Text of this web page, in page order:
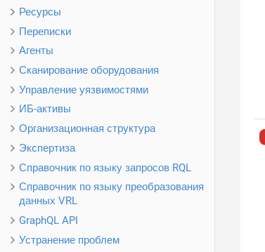
Ресурсы
Переписки
Агенты
Сканирование оборудования
Управление уязвимостями
ИБ-активы
Организационная структура
Экспертиза
Справочник по языку запросов RQL
Справочник по языку преобразования
данных VRL
GraphQL API
Устранение проблем